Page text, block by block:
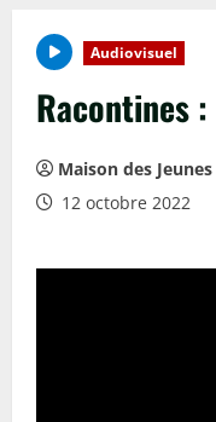
Audiovisuel
Racontines
Maison des
12 octobre 2022